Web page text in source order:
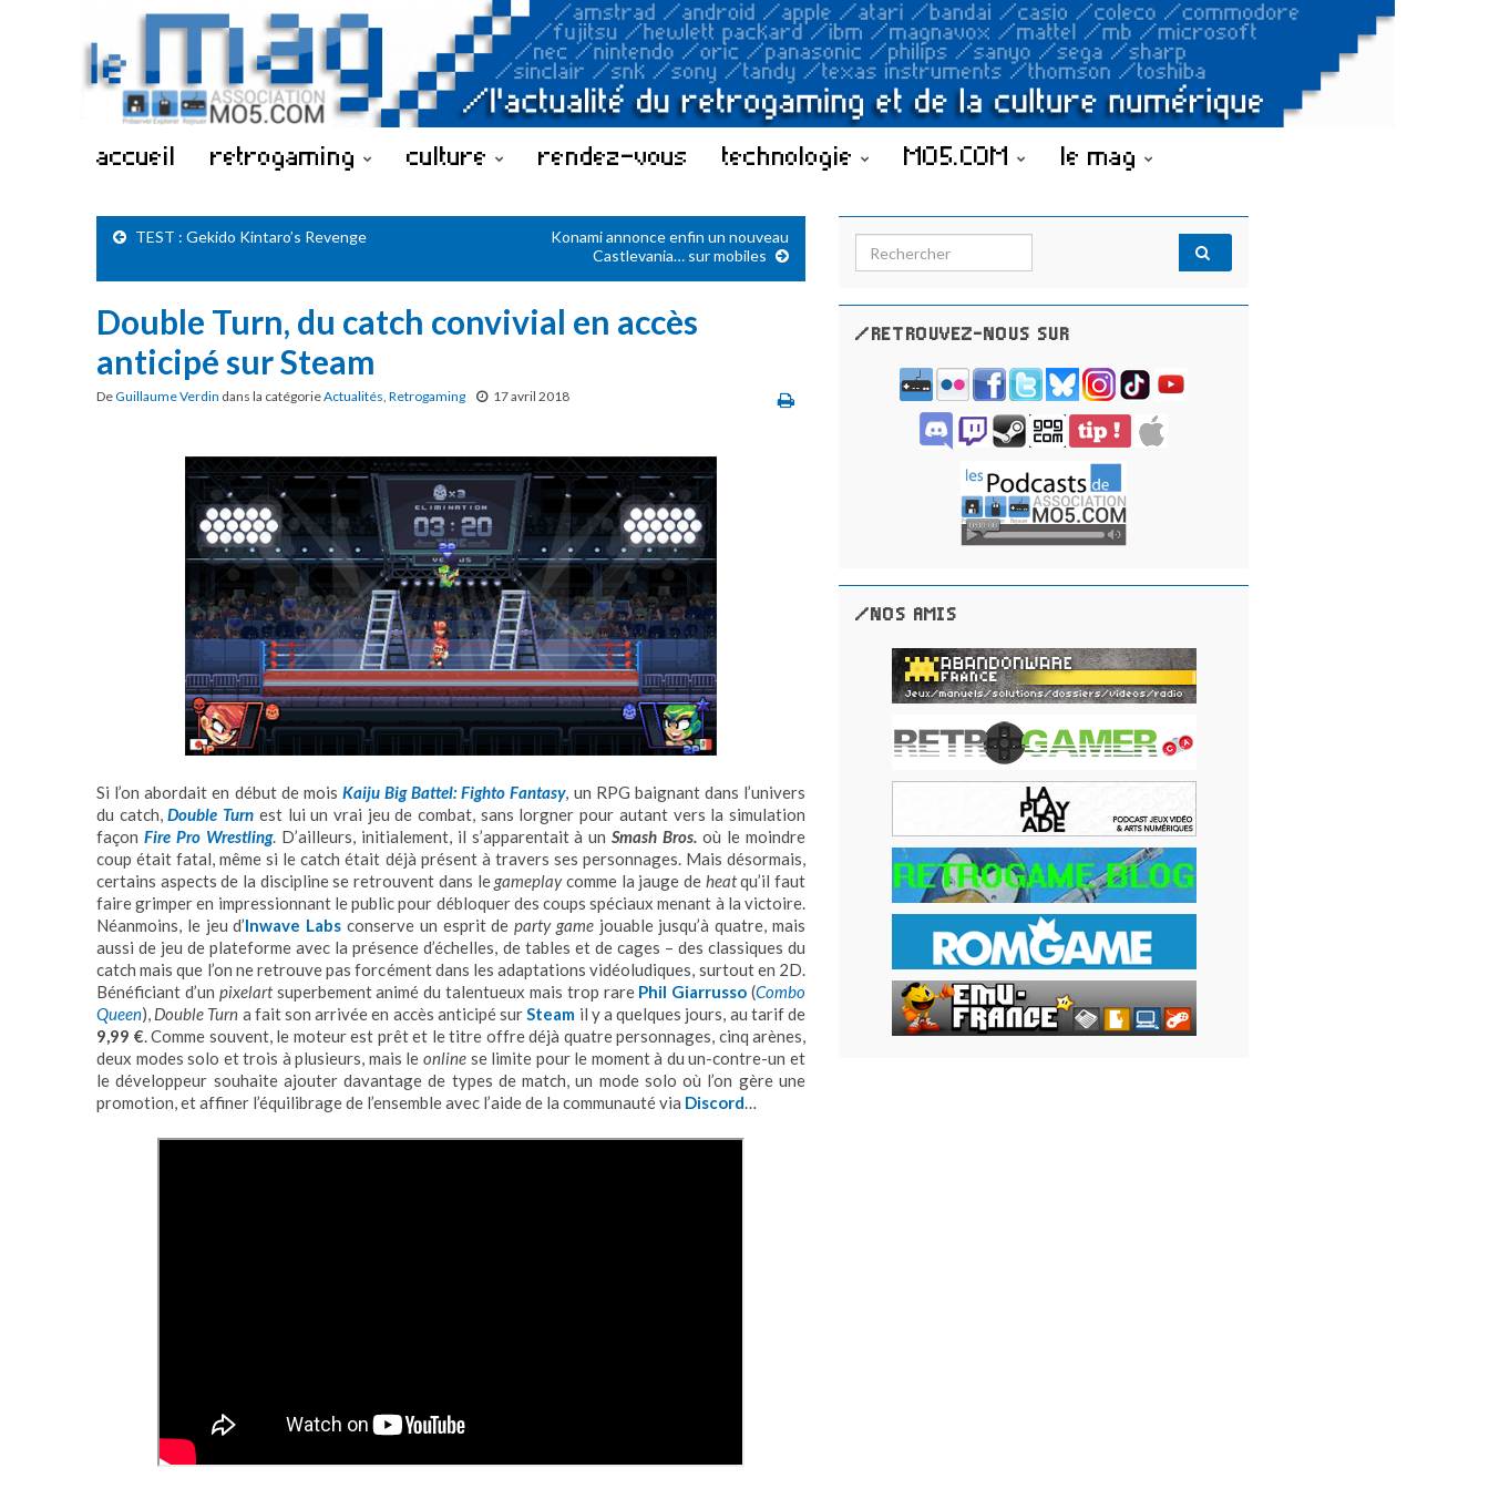
accueil retrogaming culture rendez-vous technologie MO5.COM le mag
TEST : Gekido Kintaro’s Revenge
Konami annonce enfin un nouveau
Castlevania… sur mobiles
Double Turn, du catch convivial en accès
anticipé sur Steam
DeGuillaume Verdin dans la catégorieActualités, Retrogaming 17 avril 2018
Si l’on abordait en début de mois Kaiju Big Battel: Fighto Fantasy, un RPG baignant dans l’univers
du catch,Double Turn est lui un vrai jeu de combat, sans lorgner pour autant vers la simulation
façon Fire Pro Wrestling. D’ailleurs, initialement, il s’apparentait à unSmash Bros. où le moindre
coup était fatal, même si le catch était déjà présent à travers ses personnages. Mais désormais,
certains aspects de la discipline se retrouvent dans legameplaycomme la jauge de heatqu’il faut
faire grimper en impressionnant le public pour débloquer des coups spéciaux menant à la victoire.
Néanmoins, le jeu d’Inwave Labs conserve un esprit departy gamejouable jusqu’à quatre, mais
aussi de jeu de plateforme avec la présence d’échelles, de tables et de cages – des classiques du
catch mais que l’on ne retrouve pas forcément dans les adaptations vidéoludiques, surtout en 2D.
Bénéficiant d’un pixelartsuperbement animé du talentueux mais trop rare Phil Giarrusso (Combo
Queen), Double Turn a fait son arrivée en accès anticipé surSteam il y a quelques jours, au tarif de
9,99 €. Comme souvent, le moteur est prêt et le titre offre déjà quatre personnages, cinq arènes,
deux modes solo et trois à plusieurs, mais le online se limite pour le moment à du un-contre-un et
le développeur souhaite ajouter davantage de types de match, un mode solo où l’on gère une
promotion, et affiner l’équilibrage de l’ensemble avec l’aide de la communauté via Discord…
Search for:
/RETROUVEZ-NOUS SUR
/NOS AMIS